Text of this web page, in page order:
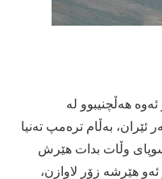
هەڵچنیبوو لە
بەڵام ترەمپ تەنیا
وڵات بدات هێرش
هێرشە زۆر لاوازن،